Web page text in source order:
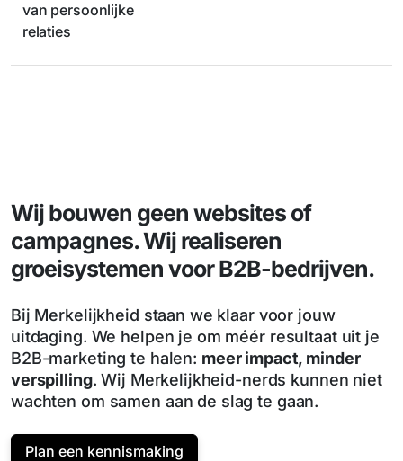
van persoonlijke
relaties
Wij bouwen geen websites of
campagnes. Wij realiseren
groeisystemen voor B2B-bedrijven.
Bij Merkelijkheid staan we klaar voor jouw
uitdaging. We helpen je om méér resultaat uit je
B2B-marketing te halen: meer impact, minder
verspilling. Wij Merkelijkheid-nerds kunnen niet
wachten om samen aan de slag te gaan.
Plan een kennismaking